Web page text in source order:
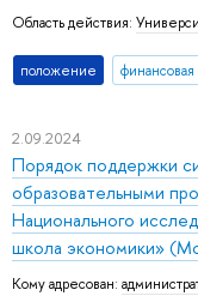
Область действия:
положение финансовая
2.09.2024
Порядок поддержки
образовательными
Национального
школа экономики»
Кому адресован: